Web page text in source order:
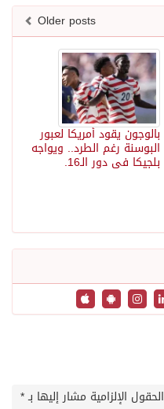
Older posts
بالوجون يقود أمريكا لعبور
البوسنة رغم الطرد.. ويواجه
بلجيكا فى دور الـ16.
الحقول الإلزامية مشار إليها بـ*